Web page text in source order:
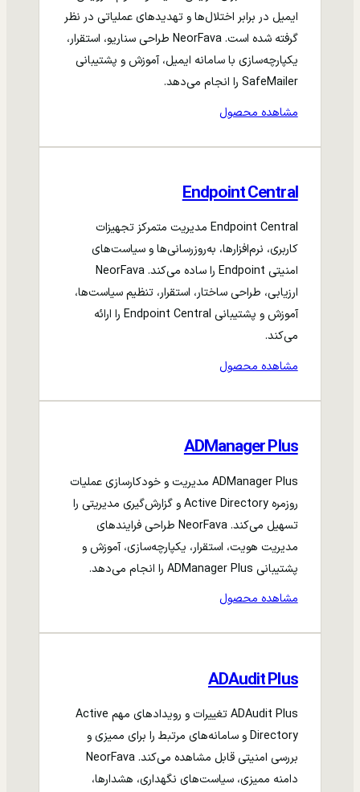
ایمیل در برابر اختلال‌ها و تهدیدهای عملیاتی در نظر
گرفته شده است. NeorFava طراحی سناریو، استقرار،
یکپارچه‌سازی با سامانه ایمیل، آموزش و پشتیبانی
SafeMailer را انجام می‌دهد.
مشاهده محصول
Endpoint Central
Endpoint Central مدیریت متمرکز تجهیزات
کاربری، نرم‌افزارها، به‌روزرسانی‌ها و سیاست‌های
امنیتی Endpoint را ساده می‌کند. NeorFava
ارزیابی، طراحی ساختار، استقرار، تنظیم سیاست‌ها،
آموزش و پشتیبانی Endpoint Central را ارائه
می‌کند.
مشاهده محصول
ADManager Plus
ADManager Plus مدیریت و خودکارسازی عملیات
روزمره Active Directory و گزارش‌گیری مدیریتی را
تسهیل می‌کند. NeorFava طراحی فرایندهای
مدیریت هویت، استقرار، یکپارچه‌سازی، آموزش و
پشتیبانی ADManager Plus را انجام می‌دهد.
مشاهده محصول
ADAudit Plus
ADAudit Plus تغییرات و رویدادهای مهم Active
Directory و سامانه‌های مرتبط را برای ممیزی و
بررسی امنیتی قابل مشاهده می‌کند. NeorFava
دامنه ممیزی، سیاست‌های نگهداری، هشدارها،